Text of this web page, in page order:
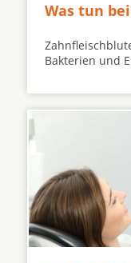
Was tun
Bakterien und